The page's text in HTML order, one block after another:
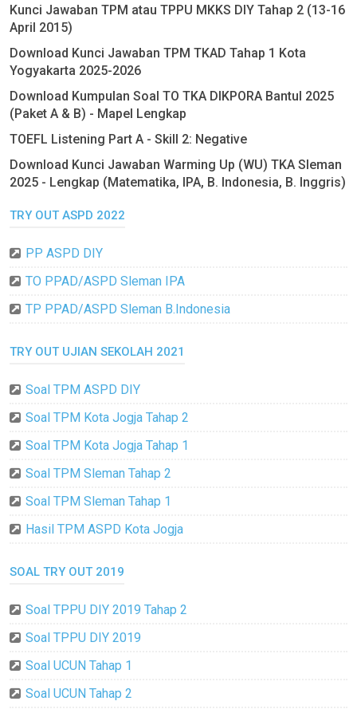
Kunci Jawaban TPM atau TPPU MKKS DIY Tahap 2 (13-16
April 2015)
Download Kunci Jawaban TPM TKAD Tahap 1 Kota
Yogyakarta 2025-2026
Download Kumpulan Soal TO TKA DIKPORA Bantul 2025
(Paket A & B) - Mapel Lengkap
TOEFL Listening Part A - Skill 2: Negative
Download Kunci Jawaban Warming Up (WU) TKA Sleman
2025 - Lengkap (Matematika, IPA, B. Indonesia, B. Inggris)
TRY OUT ASPD 2022
PP ASPD DIY
TO PPAD/ASPD Sleman IPA
TP PPAD/ASPD Sleman B.Indonesia
TRY OUT UJIAN SEKOLAH 2021
Soal TPM ASPD DIY
Soal TPM Kota Jogja Tahap 2
Soal TPM Kota Jogja Tahap 1
Soal TPM Sleman Tahap 2
Soal TPM Sleman Tahap 1
Hasil TPM ASPD Kota Jogja
SOAL TRY OUT 2019
Soal TPPU DIY 2019 Tahap 2
Soal TPPU DIY 2019
Soal UCUN Tahap 1
Soal UCUN Tahap 2